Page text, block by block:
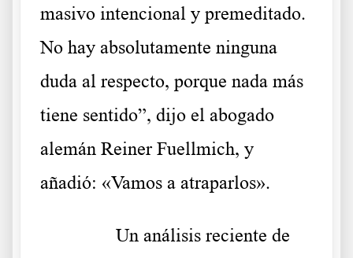
masivo intencional y premeditado.
No hay absolutamente ninguna
duda al respecto, porque nada más
tiene sentido”, dijo el abogado
alemán Reiner Fuellmich, y
añadió: «Vamos a atraparlos».
Un análisis reciente de